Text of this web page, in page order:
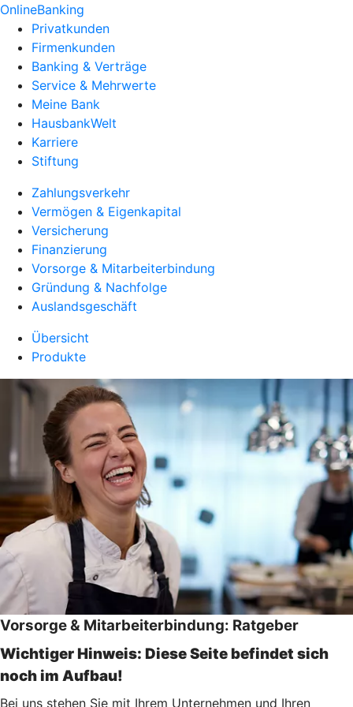
OnlineBanking
Privatkunden
Firmenkunden
Banking & Verträge
Service & Mehrwerte
Meine Bank
HausbankWelt
Karriere
Stiftung
Zahlungsverkehr
Vermögen & Eigenkapital
Versicherung
Finanzierung
Vorsorge & Mitarbeiterbindung
Gründung & Nachfolge
Auslandsgeschäft
Übersicht
Produkte
Vorsorge & Mitarbeiterbindung: Ratgeber
Wichtiger Hinweis: Diese Seite befindet sich
noch im Aufbau!
Bei uns stehen Sie mit Ihrem Unternehmen und Ihren